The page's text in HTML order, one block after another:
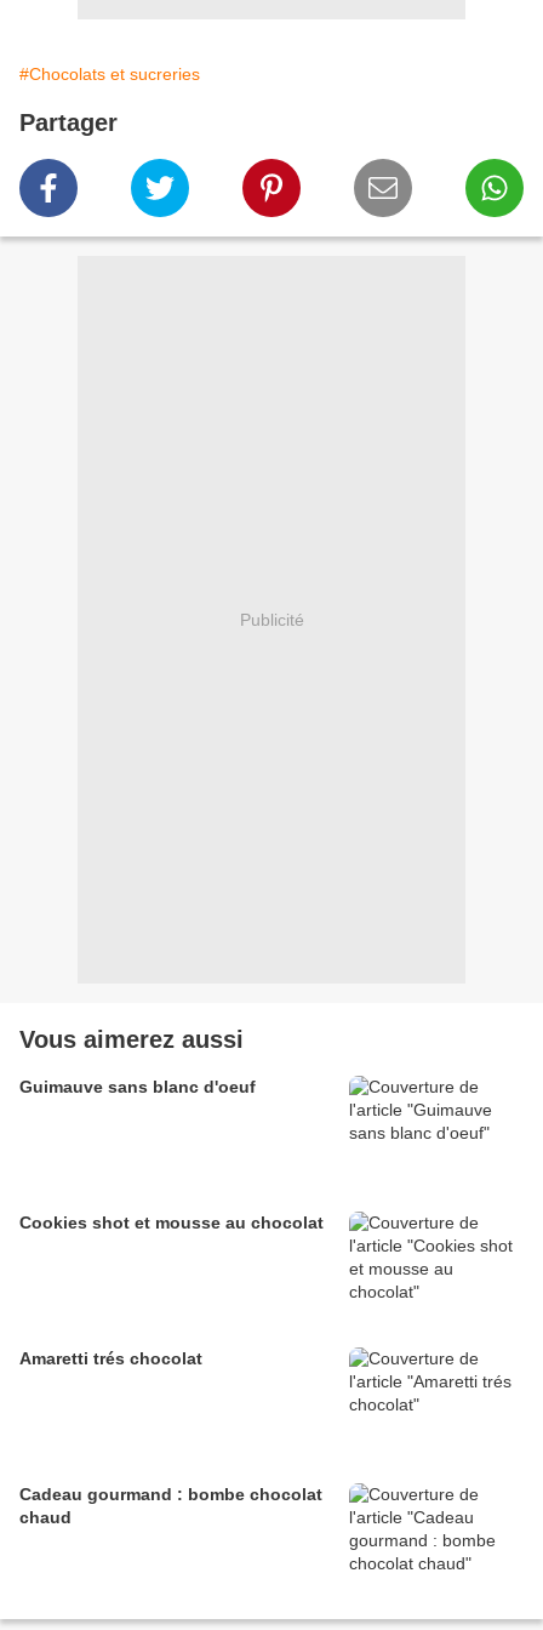
#Chocolats et sucreries
Partager
Publicité
Vous aimerez aussi
Guimauve sans blanc d'oeuf
Cookies shot et mousse au chocolat
Amaretti trés chocolat
Cadeau gourmand : bombe chocolat
chaud